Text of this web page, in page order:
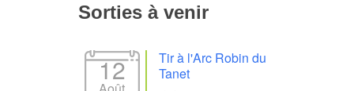
Sorties à venir
12
Tir à l'Arc Robin du
Tanet